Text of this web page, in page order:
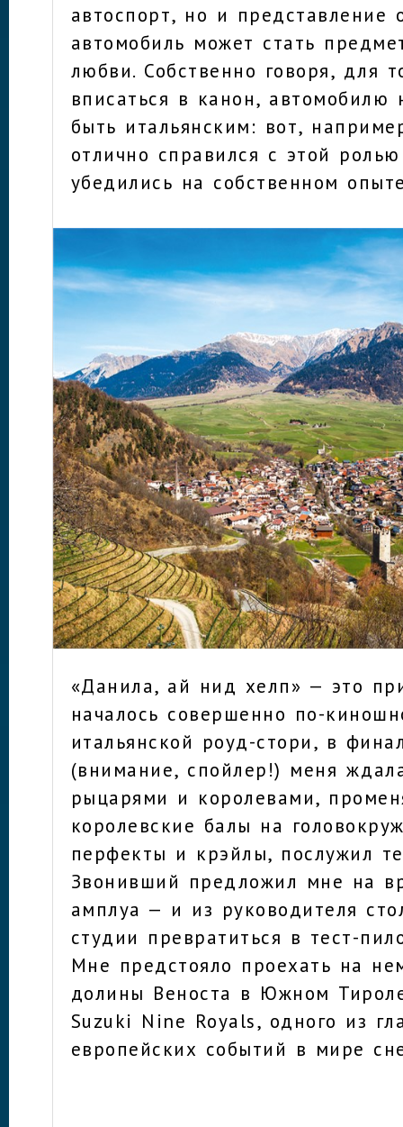
автоспорт, но и представление
автомобиль может стать
любви. Собственно говоря, для
вписаться в канон, автомобилю
быть итальянским: вот,
отлично справился с этой
убедились на собственном
«Данила, ай нид хелп» — это
началось совершенно по-
итальянской роуд-стори, в
(внимание, спойлер!) меня
рыцарями и королевами,
королевские балы на
перфекты и крэйлы, послужил
Звонивший предложил мне на
амплуа — и из руководителя
студии превратиться в тест-
Мне предстояло проехать на
долины Веноста в Южном
Suzuki Nine Royals, одного из
европейских событий в мире